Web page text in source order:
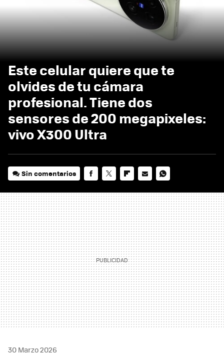
Este celular quiere que te
olvides de tu cámara
profesional. Tiene dos
sensores de 200 megapixeles:
vivo X300 Ultra
Sin comentarios
MAIL
30 Marzo 2026